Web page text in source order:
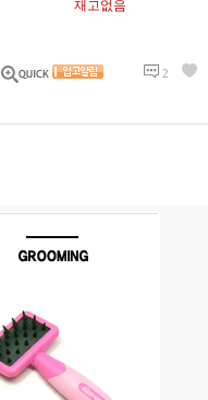
재고없음
2